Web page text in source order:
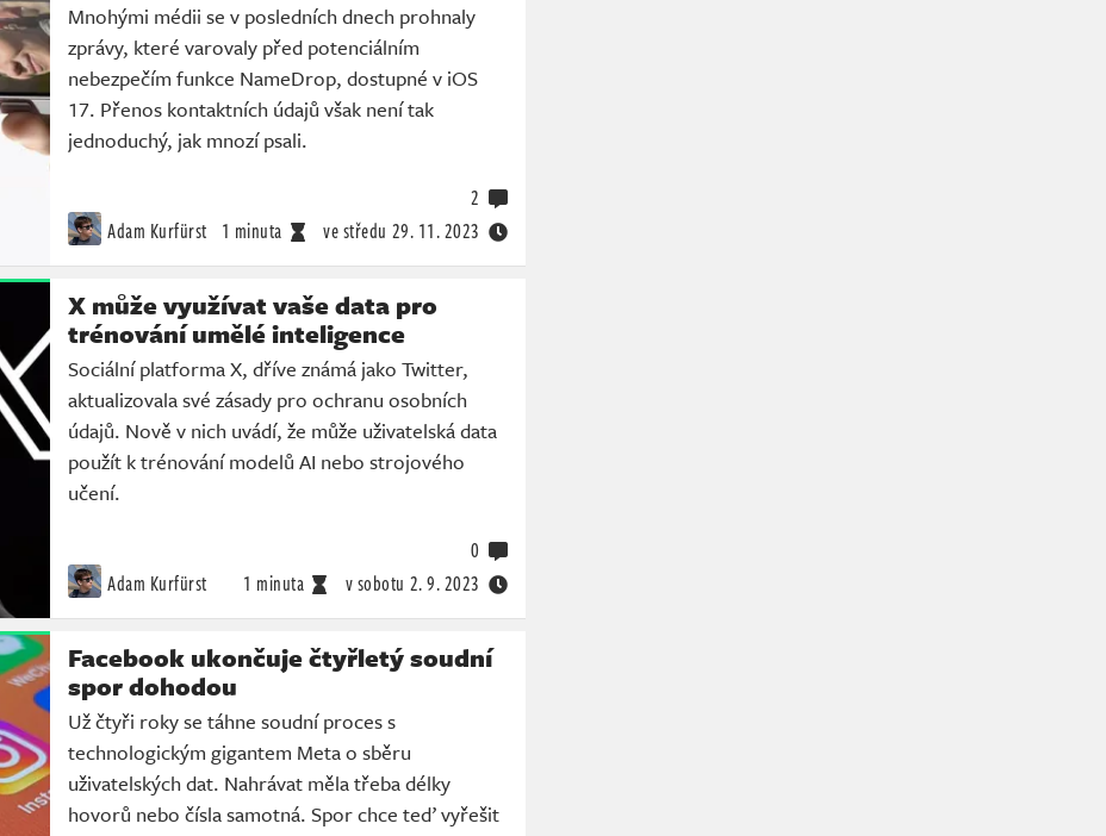
Mnohými médii se v posledních dnech prohnaly
zprávy, které varovaly před potenciálním
nebezpečím funkce NameDrop, dostupné v iOS
17. Přenos kontaktních údajů však není tak
jednoduchý, jak mnozí psali.
Adam Kurfürst 1 minuta ve středu 29. 11. 2023
2
X může využívat vaše data pro
trénování umělé inteligence
Sociální platforma X, dříve známá jako Twitter,
aktualizovala své zásady pro ochranu osobních
údajů. Nově v nich uvádí, že může uživatelská data
použít k trénování modelů AI nebo strojového
učení.
Adam Kurfürst 1 minuta v sobotu 2. 9. 2023
0
Facebook ukončuje čtyřletý soudní
spor dohodou
Už čtyři roky se táhne soudní proces s
technologickým gigantem Meta o sběru
uživatelských dat. Nahrávat měla třeba délky
hovorů nebo čísla samotná. Spor chce teď vyřešit